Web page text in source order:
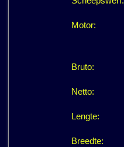
Motor:
Bruto:
Netto:
Lengte:
Breedte: